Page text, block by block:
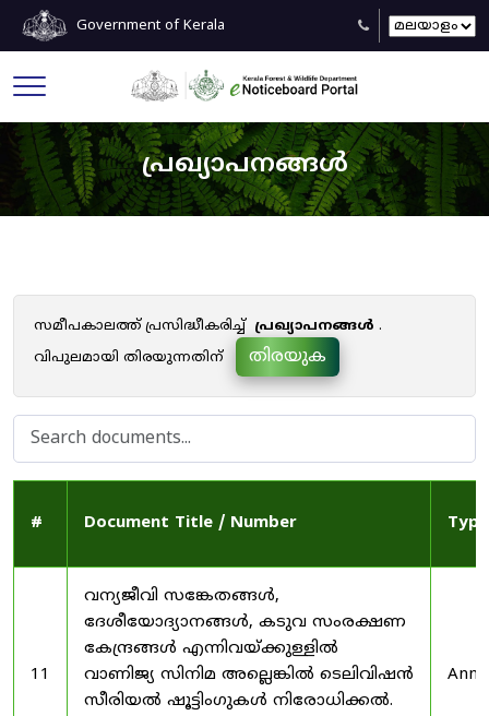
Government of Kerala
പ്രഖ്യാപനങ്ങൾ
സമീപകാലത്ത് പ്രസിദ്ധീകരിച്ച് പ്രഖ്യാപനങ്ങൾ .
വിപുലമായി തിരയുന്നതിന്
തിരയുക
# Document Title / Number Type
11
വന്യജീവി സങ്കേതങ്ങൾ,
ദേശീയോദ്യാനങ്ങൾ, കടുവ സംരക്ഷണ
കേന്ദ്രങ്ങൾ എന്നിവയ്ക്കുള്ളിൽ
വാണിജ്യ സിനിമ അല്ലെങ്കിൽ ടെലിവിഷൻ
സീരിയൽ ഷൂട്ടിംഗുകൾ നിരോധിക്കൽ.